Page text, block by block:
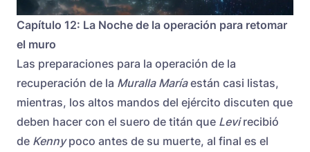
Capítulo 12: La Noche de la operación para retomar
el muro
Las preparaciones para la operación de la
recuperación de la Muralla Maríaestán casi listas,
mientras, los altos mandos del ejército discuten que
deben hacer con el suero de titán que Levirecibió
de Kennypoco antes de su muerte, al final es el